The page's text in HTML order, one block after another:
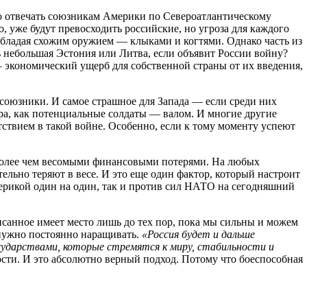
союзникам Америки по Североатлантическому
будут превосходить российские, но угроза для каждого
схожим оружием — клыками и когтями. Однако часть из
небольшая Эстония или Литва, если объявит России войну?
ущерб для собственной страны от их введения,
И самое страшное для Запада — если среди них
как потенциальные солдаты — валом. И многие другие
в такой войне. Особенно, если к тому моменту успеют
чем весомыми финансовыми потерями. На любых
теряют в весе. И это еще один фактор, который настроит
один на один, так и против сил НАТО на сегодняшний
имеет место лишь до тех пор, пока мы сильны и можем
постоянно наращивать. «Россия будет и дальше
которые стремятся к миру, стабильности и
И это абсолютно верный подход. Потому что боеспособная